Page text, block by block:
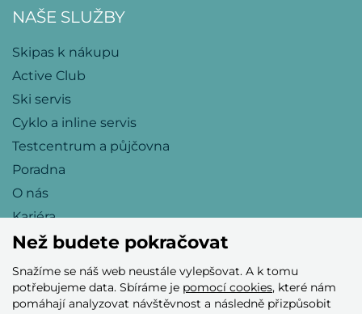
NAŠE SLUŽBY
Skipas k nákupu
Active Club
Ski servis
Cyklo a inline servis
Testcentrum a půjčovna
Poradna
O nás
Kariéra
Přijímáme tyto platební karty
Než budete pokračovat
Snažíme se náš web neustále vylepšovat. A k tomu
potřebujeme data. Sbíráme je pomocí cookies, které nám
pomáhají analyzovat návštěvnost a následně přizpůsobit